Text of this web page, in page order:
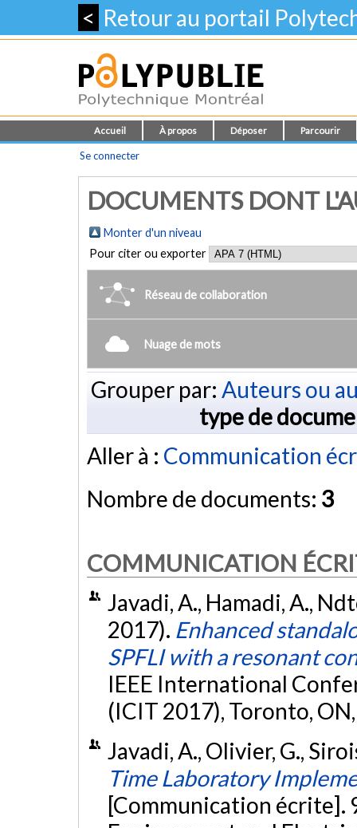
< Retour au portail
Accueil À propos Déposer Parcourir
Se connecter
DOCUMENTS DONT
Monter d'un niveau
Pour citer ou exporter
Réseau de collaboration
Nuage de mots
Grouper par: Auteurs ou
type de
Aller à : Communication
Nombre de documents: 3
COMMUNICATION
Javadi, A., Hamadi, A.,
2017). Enhanced
SPFLI with a resonant
IEEE International
(ICIT 2017), Toronto,
Javadi, A., Olivier, G.,
Time Laboratory
[Communication